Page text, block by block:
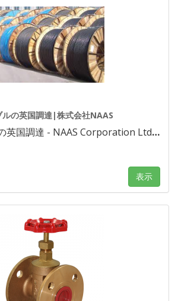
ルの英国調達|株式会社NAAS
英国調達 - NAAS Corporation Ltd…
表示